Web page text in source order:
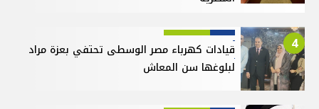
4
قيادات كهرباء مصر الوسطى تحتفي بعزة مراد
لبلوغها سن المعاش